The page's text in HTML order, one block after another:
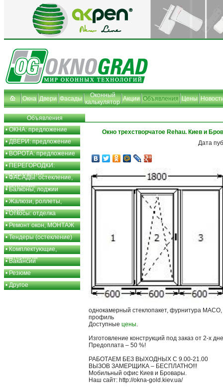
Окна Двери Фасады
Оконный
калькулятор Акции Объявления Цены
Объявления
•ОКНА: предложение
•ДВЕРИ: предложение
•ВОРОТА: предложение
•ПЕРЕГОРОДКИ:
предложение
•ФАСАДЫ: остекление,
утепление
•Балконы, лоджии
•Жалюзи, роллеты,
шторы
•Откосы: отделка
•Ремонт окон, МОНТАЖ
•Тендеры (остекление)
•Комплектующие,
материалы
•Вакансии
•Резюме
•Другое
Окно трехстворчатое Rehau. Киев и
Дата
однокамерный стеклопакет, фурнитура
профиль
Доступные цены.
Изготовление конструкций под заказ от 2-х
Предоплата – 50 %!
РАБОТАЕМ БЕЗ ВЫХОДНЫХ С 9.00-21.00
ВЫЗОВ ЗАМЕРЩИКА – БЕСПЛАТНО!!!
Мобильный офис Киев и Бровары.
Наш сайт: http://okna-gold.kiev.ua/